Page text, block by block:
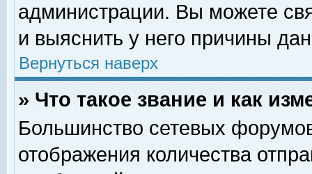
администрации. Вы можете
и выяснить у него причины
Вернуться наверх
» Что такое звание и как
Большинство сетевых
отображения количества